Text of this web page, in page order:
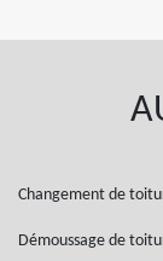
Changement de
Démoussage de